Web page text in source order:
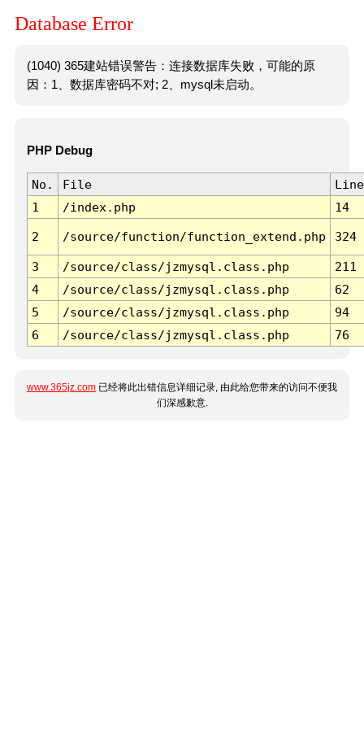
Database Error
(1040) 365建站错误警告：连接数据库失败，可能的原
因：1、数据库密码不对; 2、mysql未启动。
PHP Debug
No. File
Line
1
/index.php 14
2 /source/function/function_extend.php 324
3 /source/class/jzmysql.class.php
211
4
/source/class/jzmysql.class.php
62
5
/source/class/jzmysql.class.php
94
6
/source/class/jzmysql.class.php 76
www.365jz.com 已经将此出错信息详细记录, 由此给您带来的访问不便我
们深感歉意.